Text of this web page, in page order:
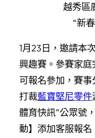
越秀區
“新
1月23日，邀請本
興趣賽。參賽家庭
可報名參加，賽
打裁藍寶堅尼零件
體育快訊”公眾號
動】添加客服報名